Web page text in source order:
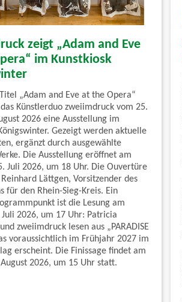
zeigt „Adam and Eve
im Kunstkiosk
„Adam and Eve at the Opera“
Künstlerduo zweiimdruck vom 25.
2026 eine Ausstellung im
Gezeigt werden aktuelle
ergänzt durch ausgewählte
Die Ausstellung eröffnet am
Juli 2026, um 18 Uhr. Die Ouvertüre
Lättgen, Vorsitzender des
für den Rhein-Sieg-Kreis. Ein
ist die Lesung am
2026, um 17 Uhr: Patricia
zweiimdruck lesen aus „PARADISE
voraussichtlich im Frühjahr 2027 im
erscheint. Die Finissage findet am
2026, um 15 Uhr statt.